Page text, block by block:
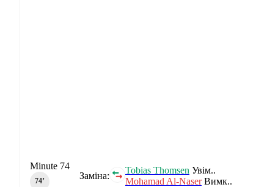
Заміна:
Tobias Thomsen Увім..
Mohamad Al-NaserВимк..
Minute 74
74‎’‎